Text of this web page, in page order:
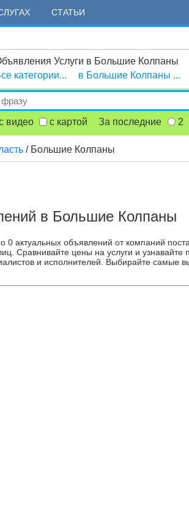
СТАТЬИ
Услуги в Большие Колпаны
категории...
в Большие Колпаны ...
видео с картой За последние 2
/ Большие Колпаны
в Большие Колпаны
актуальных объявлений от компаний
Сравнивайте цены на услуги и узнавайте
и исполнителей. Выбирайте самые